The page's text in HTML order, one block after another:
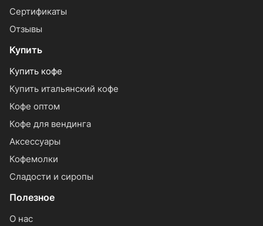
Сертификаты
Отзывы
Купить
Купить кофе
Купить итальянский кофе
Кофе оптом
Кофе для вендинга
Аксессуары
Кофемолки
Сладости и сиропы
Полезное
О нас